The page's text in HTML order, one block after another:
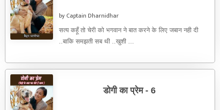
by Captain Dharnidhar
सत्य कहूँ तो चेरी को भगवान ने बात करने के लिए जबान नही दी
..बाकि समझती सब थी ..खुशी ...
डोगी का प्रेम - 6